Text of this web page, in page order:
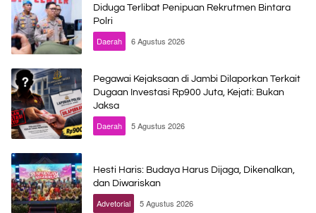
Diduga Terlibat Penipuan Rekrutmen Bintara
Polri
Daerah 6 Agustus 2026
Pegawai Kejaksaan di Jambi Dilaporkan Terkait
Dugaan Investasi Rp900 Juta, Kejati: Bukan
Jaksa
Daerah 5 Agustus 2026
Hesti Haris: Budaya Harus Dijaga, Dikenalkan,
dan Diwariskan
Advetorial 5 Agustus 2026